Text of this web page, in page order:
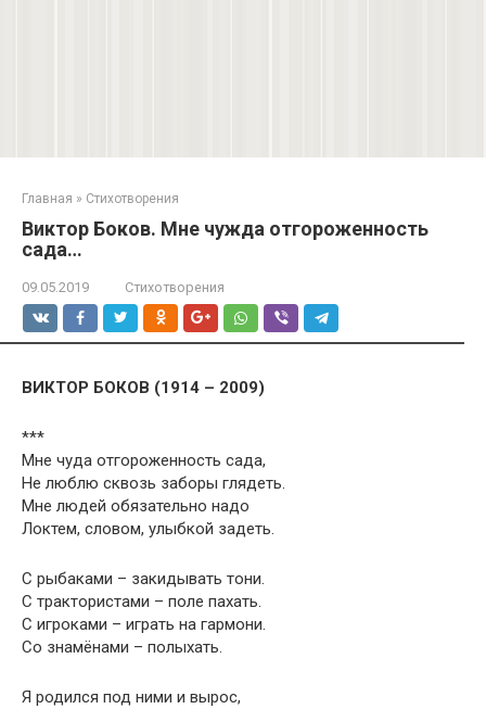
Главная » Стихотворения
Виктор Боков. Мне чужда отгороженность
сада…
09.05.2019 Стихотворения
ВИКТОР БОКОВ (1914 – 2009)
***
Мне чуда отгороженность сада,
Не люблю сквозь заборы глядеть.
Мне людей обязательно надо
Локтем, словом, улыбкой задеть.
С рыбаками – закидывать тони.
С трактористами – поле пахать.
С игроками – играть на гармони.
Со знамёнами – полыхать.
Я родился под ними и вырос,